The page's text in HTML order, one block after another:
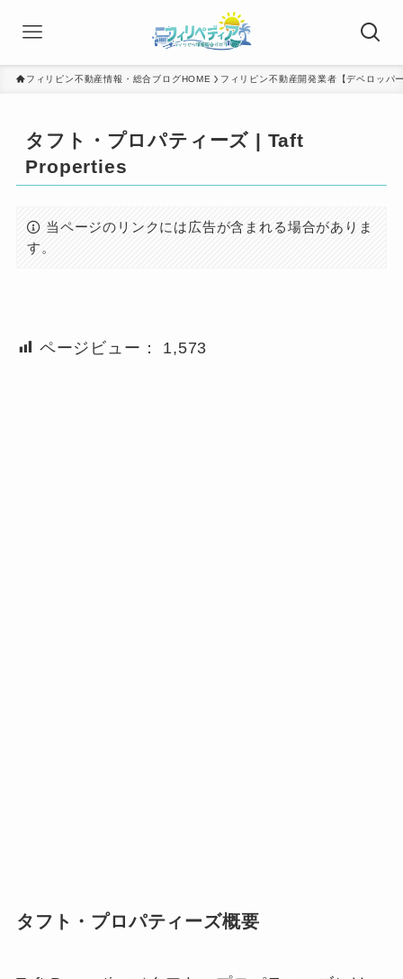
フィリピン不動産情報・総合ブログHOME フィリピン不動産開発業者【デベロッパ
タフト・プロパティーズ | Taft
Properties
当ページのリンクには広告が含まれる場合がありま
す。
ページビュー： 1,573
タフト・プロパティーズ概要